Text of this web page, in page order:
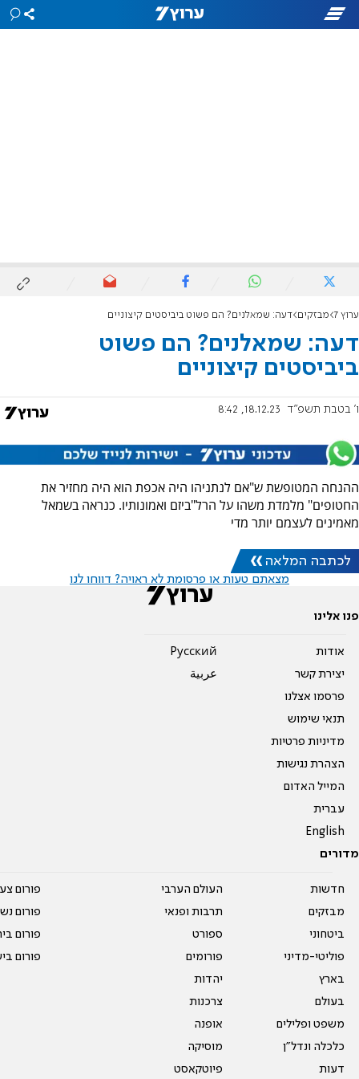
ערוץ 7 מבזקים דעה: שמאלנים? הם פשוט ביביסטים קיצוניים
דעה: שמאלנים? הם פשוט
ביביסטים קיצוניים
ו' בטבת תשפ"ד 18.12.23, 8:42
ההנחה המטופשת ש"אם לנתניהו היה אכפת הוא היה מחזיר את
החטופים" מלמדת משהו על הרל"ביזם ואמונותיו. כנראה בשמאל
מאמינים לעצמם יותר מדי
לכתבה המלאה
מצאתם טעות או פרסומת לא ראויה? דווחו לנו
פנו אלינו
אודות
יצירת קשר
פרסמו אצלנו
תנאי שימוש
מדיניות פרטיות
הצהרת נגישות
המייל האדום
עברית
English
Pусский
عربية
מדורים
חדשות
מבזקים
ביטחוני
פוליטי-מדיני
בארץ
בעולם
משפט ופלילים
כלכלה ונדל"ן
דעות
העולם הערבי
תרבות ופנאי
ספורט
פורומים
יהדות
צרכנות
אופנה
מוסיקה
פיוטקאסט
פורום
פורום
פורום
פורום